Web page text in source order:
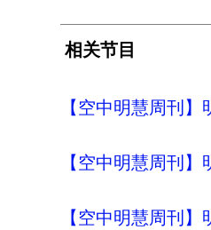
相关节目
【空中明慧周刊
【空中明慧周刊
【空中明慧周刊